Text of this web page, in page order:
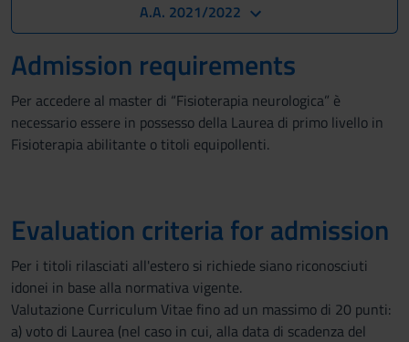
A.A. 2021/2022
Admission requirements
Per accedere al master di “Fisioterapia neurologica” è
necessario essere in possesso della Laurea di primo livello in
Fisioterapia abilitante o titoli equipollenti.
Evaluation criteria for admission
Per i titoli rilasciati all'estero si richiede siano riconosciuti
idonei in base alla normativa vigente.
Valutazione Curriculum Vitae fino ad un massimo di 20 punti:
a) voto di Laurea (nel caso in cui, alla data di scadenza del